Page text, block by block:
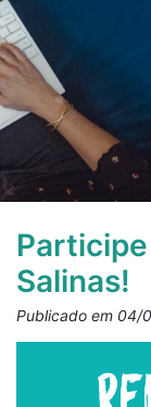
Salinas!
Publicado em 04/